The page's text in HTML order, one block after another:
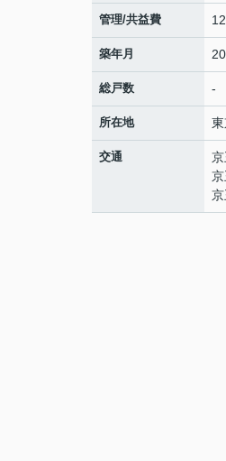
管理/共益費
築年月
総戸数 -
所在地
交通